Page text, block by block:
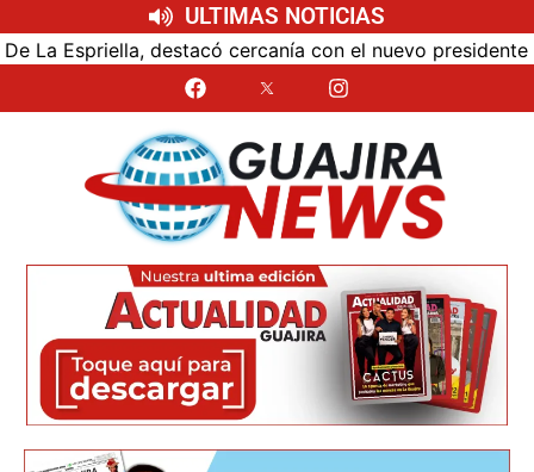
ULTIMAS NOTICIAS
cercanía con el nuevo presidente y espera resultados